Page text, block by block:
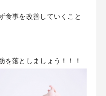
食事を改善していくこと
を落としましょう！！！